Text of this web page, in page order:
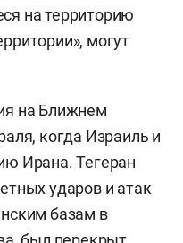
на территорию
могут
на Ближнем
когда Израиль и
Ирана. Тегеран
ударов и атак
базам в